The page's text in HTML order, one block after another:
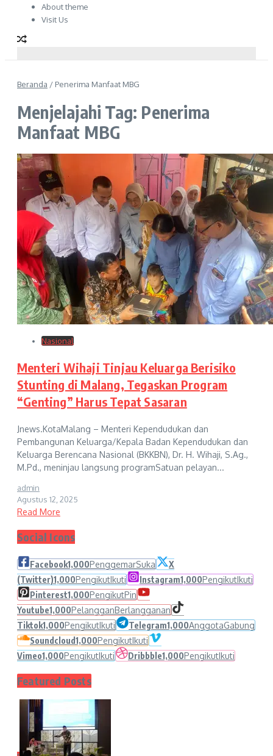
About theme
Visit Us
Beranda / Penerima Manfaat MBG
Menjelajahi Tag: Penerima
Manfaat MBG
Nasional
Menteri Wihaji Tinjau Keluarga Berisiko
Stunting di Malang, Tegaskan Program
“Genting” Harus Tepat Sasaran
Jnews.KotaMalang – Menteri Kependudukan dan
Pembangunan Keluarga/Kepala Badan Kependudukan dan
Keluarga Berencana Nasional (BKKBN), Dr. H. Wihaji, S.Ag.,
M.Pd., meninjau langsung programSatuan pelayan...
admin
Agustus 12, 2025
Read More
Social Icons
Facebook1,000PenggemarSuka
X
(Twitter)1,000PengikutIkuti Instagram1,000PengikutIkuti
Pinterest1,000PengikutPin
Youtube1,000PelangganBerlangganan
Tiktok1,000PengikutIkuti Telegram1,000AnggotaGabung
Soundcloud1,000PengikutIkuti
Vimeo1,000PengikutIkuti Dribbble1,000PengikutIkuti
Featured Posts